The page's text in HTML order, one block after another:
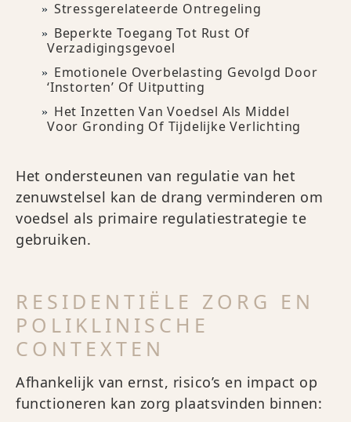
Stressgerelateerde Ontregeling
Beperkte Toegang Tot Rust Of
Verzadigingsgevoel
Emotionele Overbelasting Gevolgd Door
‘instorten’ Of Uitputting
Het Inzetten Van Voedsel Als Middel
Voor Gronding Of Tijdelijke Verlichting
Het ondersteunen van regulatie van het
zenuwstelsel kan de drang verminderen om
voedsel als primaire regulatiestrategie te
gebruiken.
RESIDENTIËLE ZORG EN
POLIKLINISCHE
CONTEXTEN
Afhankelijk van ernst, risico’s en impact op
functioneren kan zorg plaatsvinden binnen: